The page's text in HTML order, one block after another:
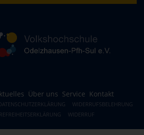
Über uns Service Kontakt
WIDERRUFSBELEHRUNG
WIDERRUF